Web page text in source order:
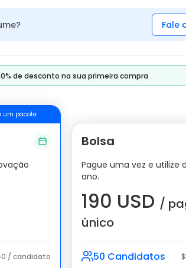
Fale
de desconto na sua primeira compra
um pacote
/ candidato
Bolsa
Pague uma vez e utilize
ano.
190 USD /
único
50 Candidatos